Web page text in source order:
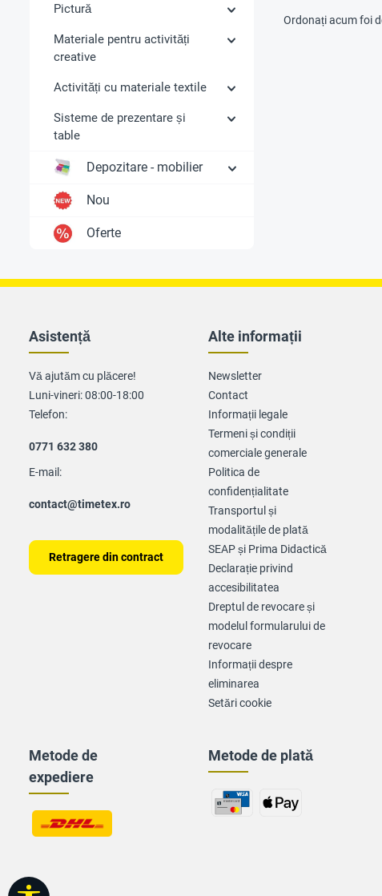
Pictură
Materiale pentru activități
creative
Activități cu materiale textile
Sisteme de prezentare și
table
Depozitare - mobilier
Nou
Oferte
Ordonați acum foi
Asistență
Vă ajutăm cu plăcere!
Luni-vineri: 08:00-18:00
Telefon:
0771 632 380
E-mail:
contact@timetex.ro
Retragere din contract
Alte informații
Newsletter
Contact
Informații legale
Termeni și condiții
comerciale generale
Politica de
confidențialitate
Transportul și
modalitățile de plată
SEAP și Prima Didactică
Declarație privind
accesibilitatea
Dreptul de revocare și
modelul formularului de
revocare
Informații despre
eliminarea
Setări cookie
Metode de plată
Metode de
expediere
Afișare bară de instrumente